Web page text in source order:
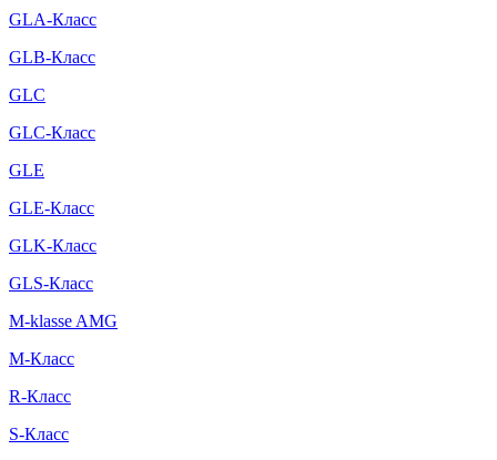
GLA-Класс
GLB-Класс
GLC
GLC-Класс
GLE
GLE-Класс
GLK-Класс
GLS-Класс
M-klasse AMG
M-Класс
R-Класс
S-Класс